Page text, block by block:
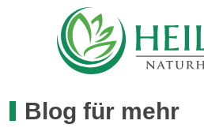
Mobile Menu Toggle
Blog für mehr